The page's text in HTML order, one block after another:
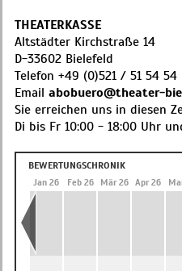
THEATERKASSE
Altstädter Kirchstraße 14
D-33602 Bielefeld
Telefon +49 (0)521 / 51 54 54
Email abobuero@theater-
Sie erreichen uns in diesen
Di bis Fr 10:00 - 18:00 Uhr
BEWERTUNGSCHRONIK
Jan 26 Feb 26 Mär 26 Apr 26